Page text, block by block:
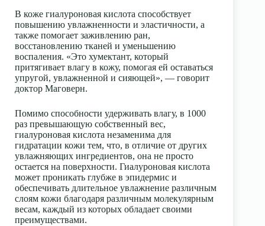
В коже гиалуроновая кислота способствует
повышению увлажненности и эластичности, а
также помогает заживлению ран,
восстановлению тканей и уменьшению
воспаления. «Это хумектант, который
притягивает влагу в кожу, помогая ей оставаться
упругой, увлажненной и сияющей», — говорит
доктор Маговерн.
Помимо способности удерживать влагу, в 1000
раз превышающую собственный вес,
гиалуроновая кислота незаменима для
гидратации кожи тем, что, в отличие от других
увлажняющих ингредиентов, она не просто
остается на поверхности. Гиалуроновая кислота
может проникать глубже в эпидермис и
обеспечивать длительное увлажнение различным
слоям кожи благодаря различным молекулярным
весам, каждый из которых обладает своими
преимуществами.